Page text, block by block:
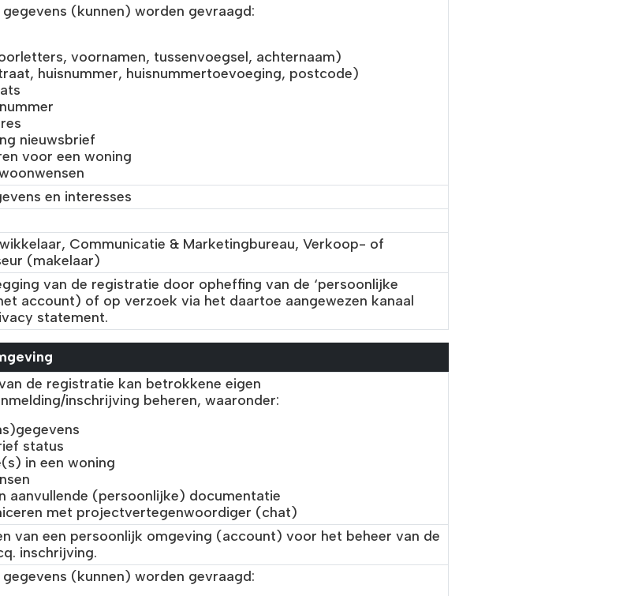
(kunnen) worden gevraagd:
voornamen, tussenvoegsel, achternaam)
huisnummer, huisnummertoevoeging, postcode)
nieuwsbrief
voor een woning
en interesses
Communicatie & Marketingbureau, Verkoop- of
(makelaar)
van de registratie door opheffing van de ‘persoonlijke
account) of op verzoek via het daartoe aangewezen kanaal
statement.
de registratie kan betrokkene eigen
inschrijving beheren, waaronder:
status
in een woning
aanvullende (persoonlijke) documentatie
met projectvertegenwoordiger (chat)
van een persoonlijk omgeving (account) voor het beheer van de
inschrijving.
(kunnen) worden gevraagd: